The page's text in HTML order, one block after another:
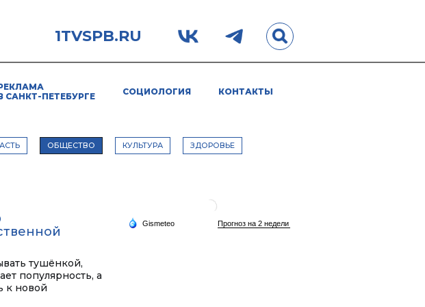
1TVSPB.RU
САНКТ-ПЕТЕБУРГЕ
СОЦИОЛОГИЯ КОНТАКТЫ
ОБЩЕСТВО КУЛЬТУРА ЗДОРОВЬЕ
тушёнкой,
популярность, а
к новой